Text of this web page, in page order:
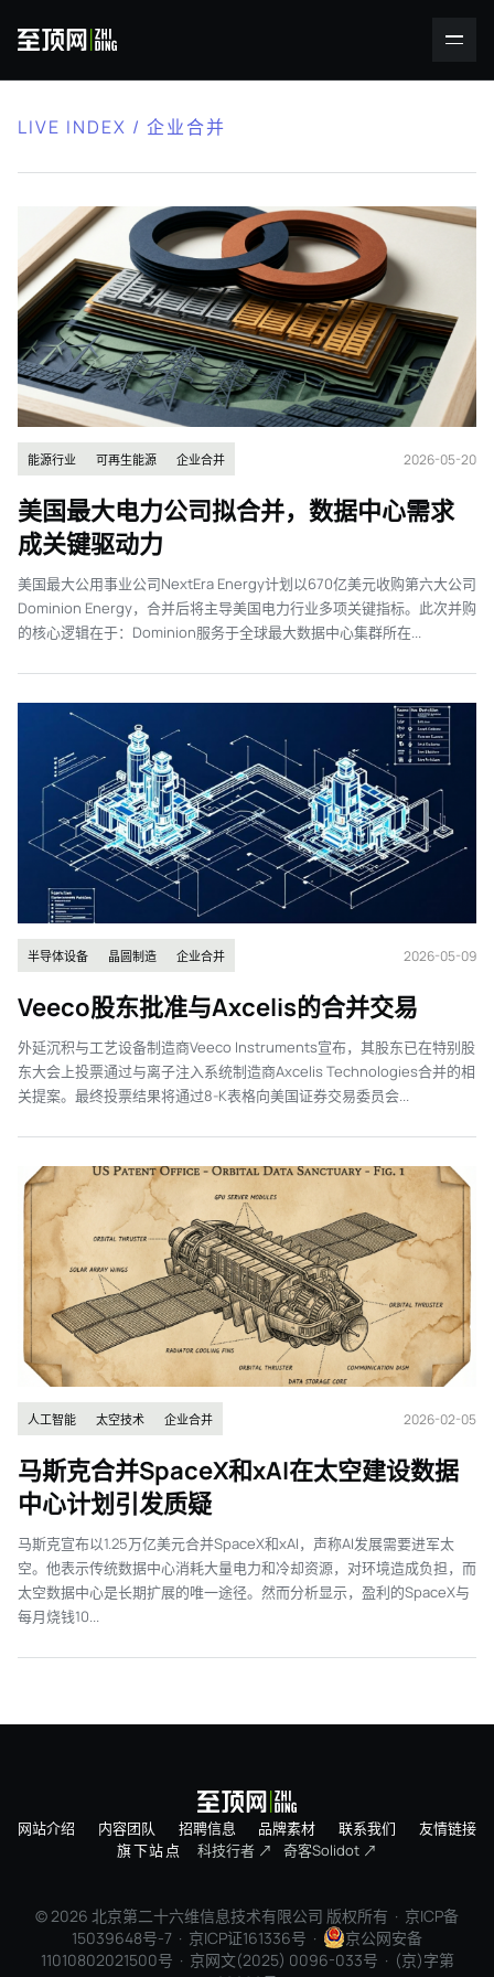
LIVE INDEX / 企业合并
能源行业 可再生能源 企业合并 2026-05-20
美国最大电力公司拟合并，数据中心需求
成关键驱动力
美国最大公用事业公司NextEra Energy计划以670亿美元收购第六大公司
Dominion Energy，合并后将主导美国电力行业多项关键指标。此次并购
的核心逻辑在于：Dominion服务于全球最大数据中心集群所在...
半导体设备 晶圆制造 企业合并 2026-05-09
Veeco股东批准与Axcelis的合并交易
外延沉积与工艺设备制造商Veeco Instruments宣布，其股东已在特别股
东大会上投票通过与离子注入系统制造商Axcelis Technologies合并的相
关提案。最终投票结果将通过8-K表格向美国证券交易委员会...
人工智能 太空技术 企业合并 2026-02-05
马斯克合并SpaceX和xAI在太空建设数据
中心计划引发质疑
马斯克宣布以1.25万亿美元合并SpaceX和xAI，声称AI发展需要进军太
空。他表示传统数据中心消耗大量电力和冷却资源，对环境造成负担，而
太空数据中心是长期扩展的唯一途径。然而分析显示，盈利的SpaceX与
每月烧钱10...
网站介绍 内容团队 招聘信息 品牌素材 联系我们
友情链接
旗下站点
科技行者 ↗ 奇客Solidot ↗
© 2026 北京第二十六维信息技术有限公司 版权所有 · 京ICP备
15039648号-7 · 京ICP证161336号 ·
京公网安备
11010802021500号 · 京网文(2025) 0096-033号 · (京)字第